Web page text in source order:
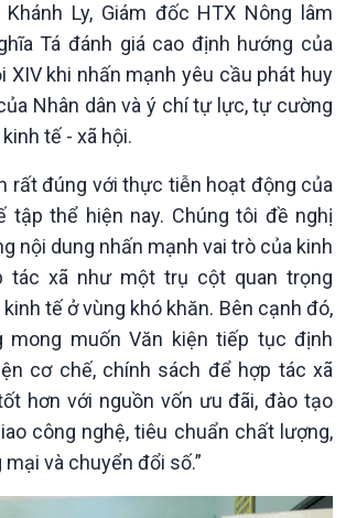
Khánh Ly, Giám đốc HTX Nông lâm
Tá đánh giá cao định hướng của
XIV khi nhấn mạnh yêu cầu phát huy
Nhân dân và ý chí tự lực, tự cường
tế - xã hội.
rất đúng với thực tiễn hoạt động của
tập thể hiện nay. Chúng tôi đề nghị
nội dung nhấn mạnh vai trò của kinh
tác xã như một trụ cột quan trọng
tế ở vùng khó khăn. Bên cạnh đó,
mong muốn Văn kiện tiếp tục định
cơ chế, chính sách để hợp tác xã
hơn với nguồn vốn ưu đãi, đào tạo
công nghệ, tiêu chuẩn chất lượng,
và chuyển đổi số.”